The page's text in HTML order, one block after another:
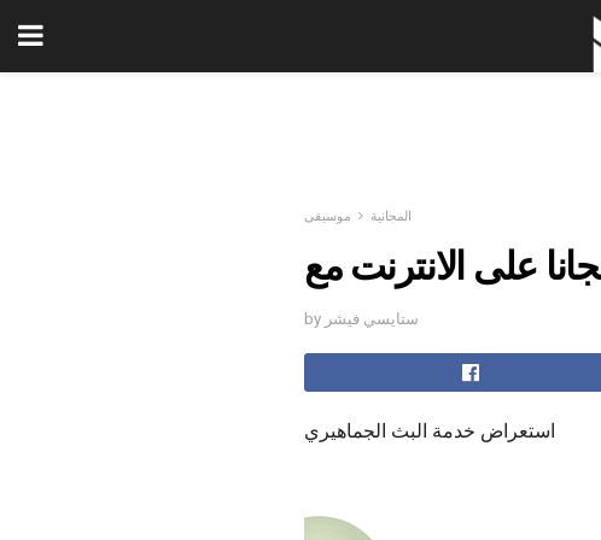
المجانية موسيقى
by ستايسي فيشر
استعراض خدمة البث الجماهيري